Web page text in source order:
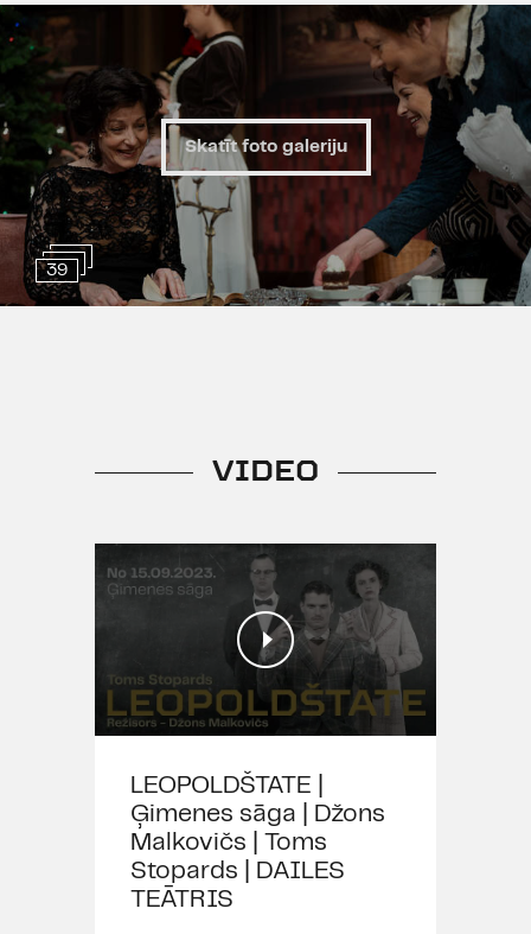
audzēkņi.
Izrādē smēķē
Vecuma ierobežojums 12+
39
Skatīt foto galeriju
VIDEO
LEOPOLDŠTATE |
Ģimenes sāga | Džons
Malkovičs | Toms
Stopards | DAILES
TEĀTRIS